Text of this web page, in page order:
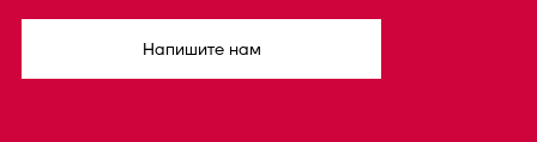
Напишите нам